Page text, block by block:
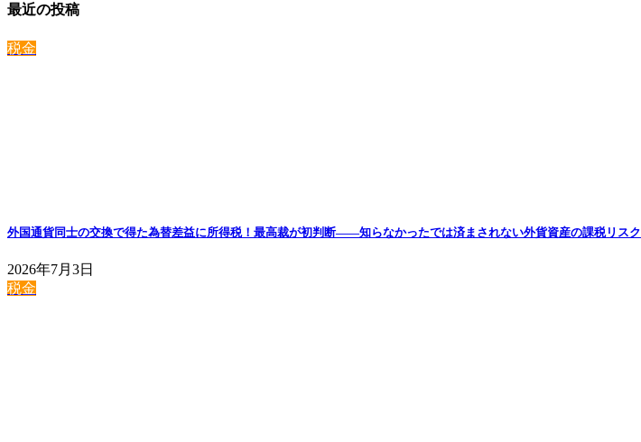
最近の投稿
税金
外国通貨同士の交換で得た為替差益に所得税！最高裁が初判断——知らなかったでは済まされない外貨資産の課税リスク
2026年7月3日
税金